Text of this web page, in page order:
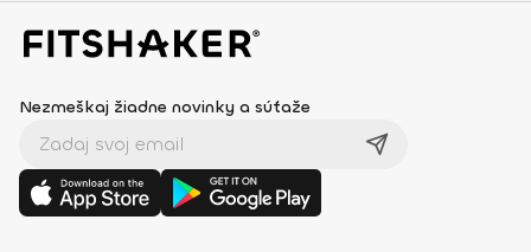
Nezmeškaj žiadne novinky a súťaže